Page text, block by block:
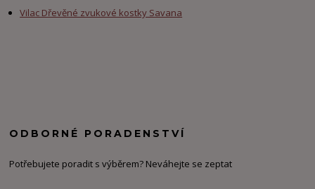
Vilac Dřevěné zvukové kostky Savana
ODBORNÉ PORADENSTVÍ
Potřebujete poradit s výběrem? Neváhejte se zeptat